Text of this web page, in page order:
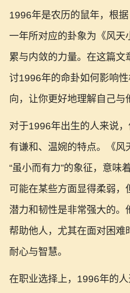
1996年是农历的鼠年，根
一年所对应的卦象为《风天
累与内敛的力量。在这篇文
讨1996年的命卦如何影响
向，让你更好地理解自己与
对于1996年出生的人来说
有谦和、温婉的特点。《风
“虽小而有力”的象征，意味
可能在某些方面显得柔弱，
潜力和韧性是非常强大的。
帮助他人，尤其在面对困难
耐心与智慧。
在职业选择上，1996年的